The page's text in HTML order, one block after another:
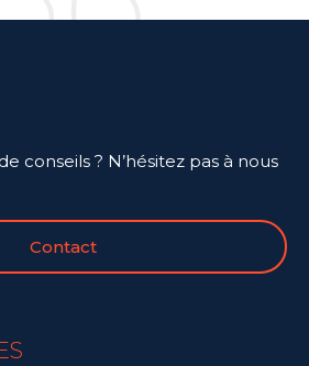
conseils ? N’hésitez pas à nous
Contact